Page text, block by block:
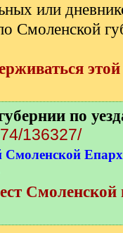
или
Смоленской
по
136327/
Смоленской
Смоленской